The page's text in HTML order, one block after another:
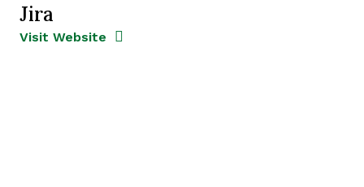
Jira
Opens new window
Visit Website Opens New Window